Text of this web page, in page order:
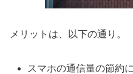
メリットは、以下の通り。
スマホの通信量の節約